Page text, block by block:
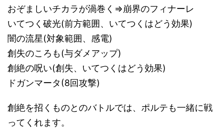
おぞましいチカラが渦巻く⇒崩界のフィナーレ
いてつく破光(前方範囲、いてつくはどう効果)
闇の流星(対象範囲、感電)
創失のころも(与ダメアップ)
創絶の呪い(創失、いてつくはどう効果)
ドガンマータ(8回攻撃)
創絶を招くものとのバトルでは、ポルテも一緒に戦
ってくれます。